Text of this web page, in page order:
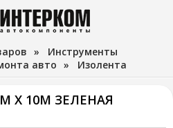
» Инструменты
авто » Изолента
Х 10М ЗЕЛЕНАЯ